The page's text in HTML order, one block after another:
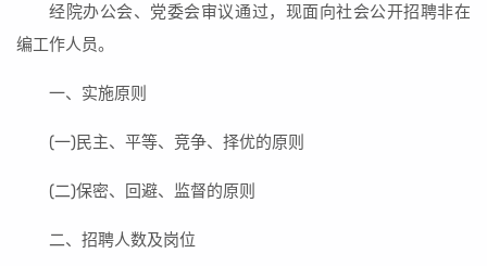
经院办公会、党委会审议通过，现面向社会公开招聘非在
编工作人员。
一、实施原则
(一)民主、平等、竞争、择优的原则
(二)保密、回避、监督的原则
二、招聘人数及岗位